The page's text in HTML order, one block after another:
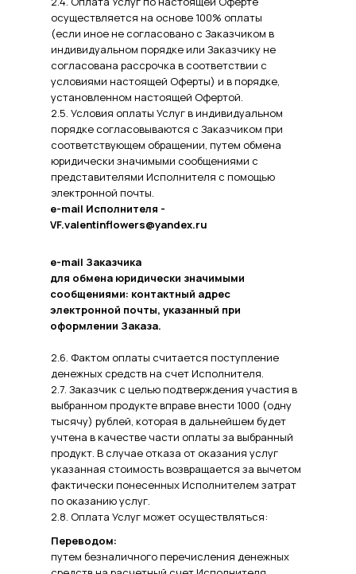
осуществляется на основе 100% оплаты
(если иное не согласовано с Заказчиком в
индивидуальном порядке или Заказчику не
согласована рассрочка в соответствии с
условиями настоящей Оферты) и в порядке,
установленном настоящей Офертой.
2.5. Условия оплаты Услуг в индивидуальном
порядке согласовываются с Заказчиком при
соответствующем обращении, путем обмена
юридически значимыми сообщениями с
представителями Исполнителя с помощью
электронной почты.
e-mail Исполнителя -
VF.valentinflowers@yandex.ru
e-mail Заказчика
для обмена юридически значимыми
сообщениями: контактный адрес
электронной почты, указанный при
оформлении Заказа.
2.6. Фактом оплаты считается поступление
денежных средств на счет Исполнителя.
2.7. Заказчик с целью подтверждения участия в
выбранном продукте вправе внести 1000 (одну
тысячу) рублей, которая в дальнейшем будет
учтена в качестве части оплаты за выбранный
продукт. В случае отказа от оказания услуг
указанная стоимость возвращается за вычетом
фактически понесенных Исполнителем затрат
по оказанию услуг.
2.8. Оплата Услуг может осуществляться:
Переводом:
путем безналичного перечисления денежных